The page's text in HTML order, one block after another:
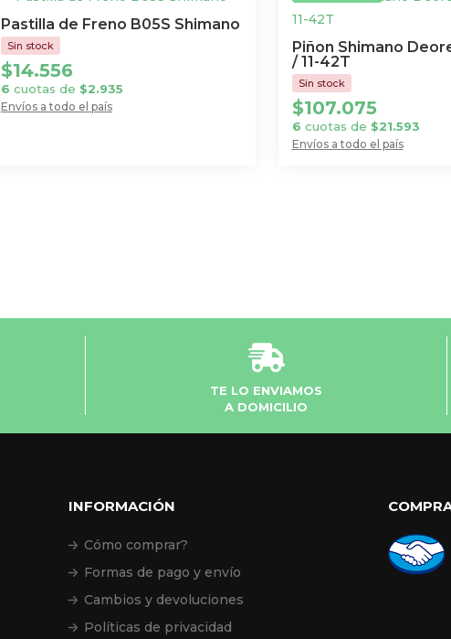
Pastilla de Freno B05S Shimano
Envíos a todo el país
$14.556
6 cuotas de $2.935
Piñon Shimano
/ 11-42T
Envíos a todo el país
$107.075
6 cuotas de $21.593
TE LO ENVIAMOS
A DOMICILIO
INFORMACIÓN
Cómo comprar?
Formas de pago y envío
Cambios y devoluciones
Políticas de privacidad